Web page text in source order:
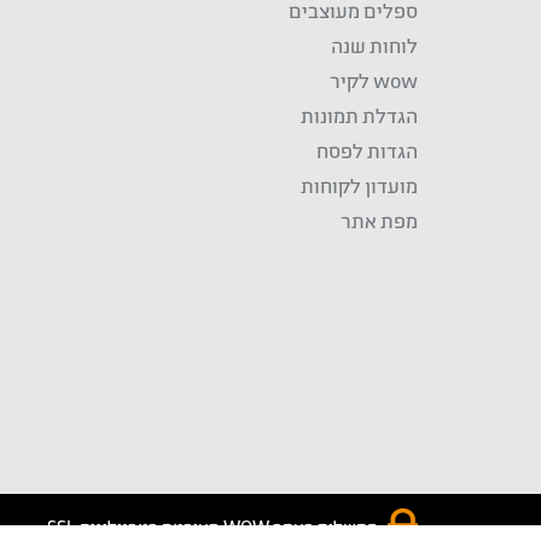
ספלים מעוצבים
לוחות שנה
wow לקיר
הגדלת תמונות
הגדות לפסח
מועדון לקוחות
מפת אתר
התשלום באתר WOW מאובטח בטכנולוגית SSL